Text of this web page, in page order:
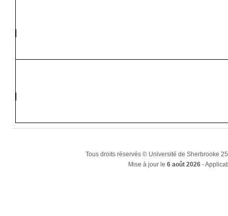
Tous droits réservés © Université de Sherbrooke
Mise à jour le 6 août 2026 -